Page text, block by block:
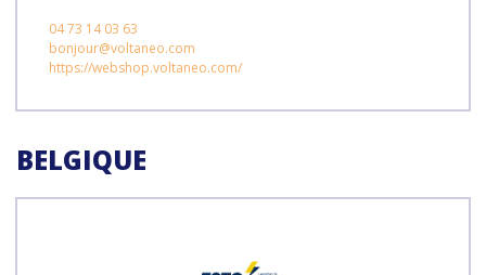
04 73 14 03 63
bonjour@voltaneo.com
https://webshop.voltaneo.com/
BELGIQUE